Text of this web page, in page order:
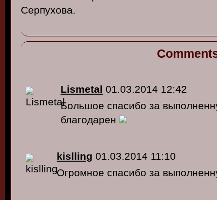
Серпухова.
Lismetal 01.03.2014 12:42
Большое спасибо за
благодарен
kislling 01.03.2014 11:10
Огромное спасибо за